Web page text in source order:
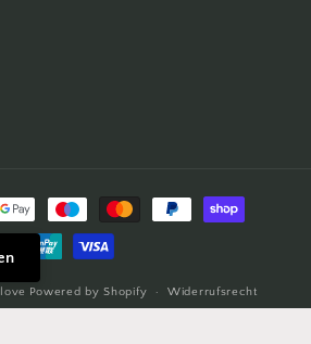
Powered by Shopify Widerrufsrecht